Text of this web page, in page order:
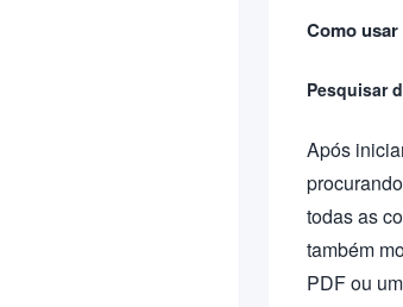
Como
Pesquisar
Após
todas as
também
PDF ou